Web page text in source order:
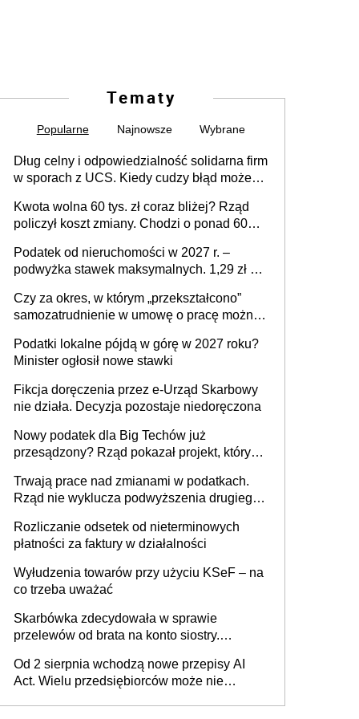
Tematy
Popularne Najnowsze Wybrane
Dług celny i odpowiedzialność solidarna firm
w sporach z UCS. Kiedy cudzy błąd może
Kwota wolna 60 tys. zł coraz bliżej? Rząd
policzył koszt zmiany. Chodzi o ponad 60
Podatek od nieruchomości w 2027 r. –
podwyżka stawek maksymalnych. 1,29 zł za
budynków i lokali związanych z
prowadzeniem działalności gospodarczej
Czy za okres, w którym „przekształcono”
samozatrudnienie w umowę o pracę można
umowy cywilnoprawnej jedynym
racjonalnym wyjściem
Podatki lokalne pójdą w górę w 2027 roku?
Minister ogłosił nowe stawki
Fikcja doręczenia przez e-Urząd Skarbowy
nie działa. Decyzja pozostaje niedoręczona
Nowy podatek dla Big Techów już
przesądzony? Rząd pokazał projekt, który
Trwają prace nad zmianami w podatkach.
Rząd nie wyklucza podwyższenia drugiego
Rozliczanie odsetek od nieterminowych
płatności za faktury w działalności
Wyłudzenia towarów przy użyciu KSeF – na
co trzeba uważać
Skarbówka zdecydowała w sprawie
przelewów od brata na konto siostry.
darowizna, ale podatku jednak nie będzie
Od 2 sierpnia wchodzą nowe przepisy AI
Act. Wielu przedsiębiorców może nie